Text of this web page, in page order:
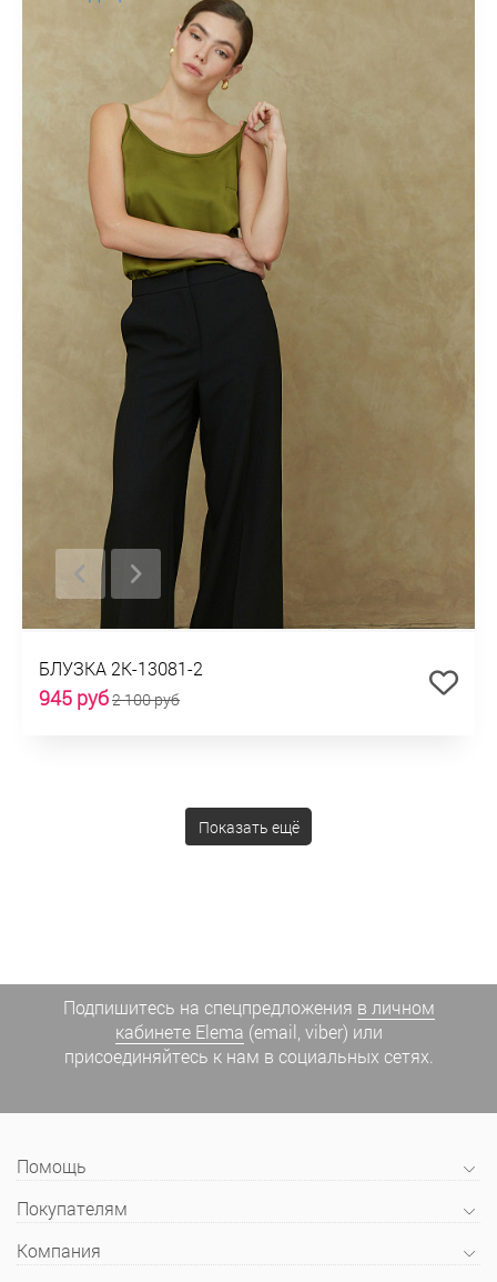
БЛУЗКА 2К-13081-2
945 руб2 100 руб
Показать ещё
Подпишитесь на спецпредложения в личном
кабинете Elema (email, viber) или
присоединяйтесь к нам в социальных сетях.
Помощь
Покупателям
Компания